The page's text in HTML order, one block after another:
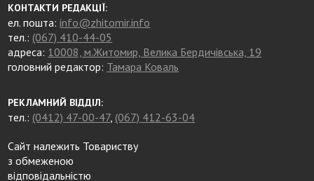
КОНТАКТИ РЕДАКЦІЇ:
ел. пошта:info@zhitomir.info
тел.: (067) 410-44-05
адреса: 10008, м.Житомир, Велика Бердичівська, 19
головний редактор: Тамара Коваль
РЕКЛАМНИЙ ВІДДІЛ:
тел.: (0412) 47-00-47, (067) 412-63-04
Сайт належить Товариству
з обмеженою
відповідальністю